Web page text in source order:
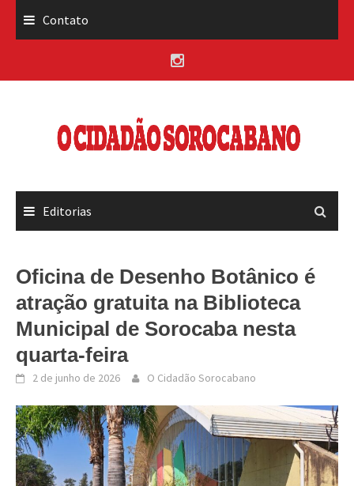
Contato
Editorias
Oficina de Desenho Botânico é
atração gratuita na Biblioteca
Municipal de Sorocaba nesta
quarta-feira
2 de junho de 2026 O Cidadão Sorocabano